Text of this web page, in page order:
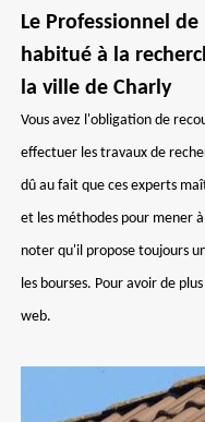
Le Professionnel
habitué à la
la ville de Charly
Vous avez l'obligation de
effectuer les travaux de
dû au fait que ces experts
et les méthodes pour mener
noter qu'il propose toujours
les bourses. Pour avoir de
web.